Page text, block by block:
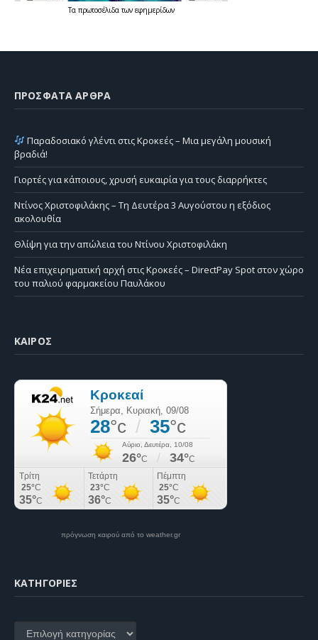
Τα πρωτοσέλιδατων εφημερίδων
ΠΡΌΣΦΑΤΑ ΆΡΘΡΑ
Παραδοσιακό γλέντι στις Κροκεές – Μια μεγάλη μουσική
βραδιά!
Γιορτές για κάποιους, χρυσή ευκαιρία για τους διαρρήκτες
Ντίνος Χριστοφιλάκης – Τη Δευτέρα 3 Αυγούστου η εξόδιος
ακολουθία
Θλίψη για την απώλεια του Ντίνου Χριστοφιλάκη
Νέα επιχειρηματική αρχή στις Κροκεές – DirectPay Spot στον χώρο
του παλιού φαρμακείου Παυλάκου
ΚΑΙΡΌΣ
πρόγνωση καιρού από το weather.gr
KΑΤΗΓΟΡΊΕΣ
Kατηγορίες